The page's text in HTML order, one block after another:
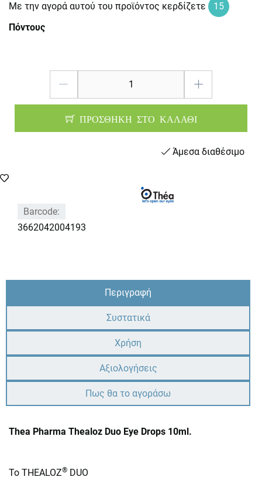
Με την αγορά αυτού του προϊόντος κερδίζετε
15
Πόντους
ΠΡΟΣΘΗΚΗ ΣΤΟ ΚΑΛΑΘΙ
Άμεσα διαθέσιμο
Barcode:
3662042004193
Περιγραφή
Συστατικά
Χρήση
Αξιολογήσεις
Πως θα το αγοράσω
Thea Pharma Thealoz Duo Eye Drops 10ml.
Το THEALOZ® DUO